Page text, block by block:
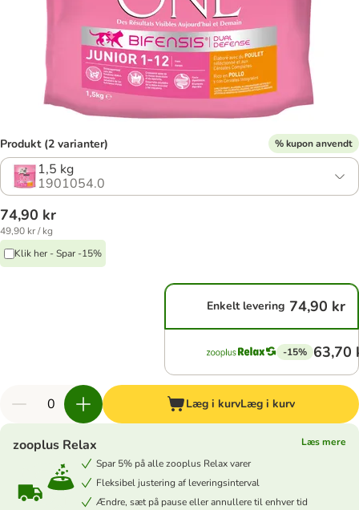
Produkt (2 varianter) % kupon anvendt
1,5 kg
1901054.0
74,90 kr
49,90 kr / kg
Klik her - Spar -15%
Enkelt levering 74,90 kr
-15% 63,70
Læg i kurvLæg i kurv
zooplus Relax
Læs mere
Spar 5% på alle zooplus Relax varer
Fleksibel justering af leveringsinterval
Ændre, sæt på pause eller annullere til enhver tid